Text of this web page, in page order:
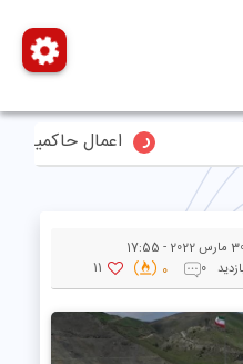
اعمال حاکمیت قاطع ایران
2022 - 17:55
0
0
11